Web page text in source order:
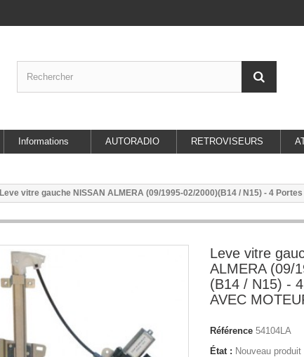
Informations AUTORADIO RETROVISEURS
Leve vitre gauche NISSAN ALMERA (09/1995-02/2000)(B14 / N15) - 4
Leve vitre
ALMERA (09/
(B14 / N15) -
AVEC
Référence 54104LA
État : Nouveau produit